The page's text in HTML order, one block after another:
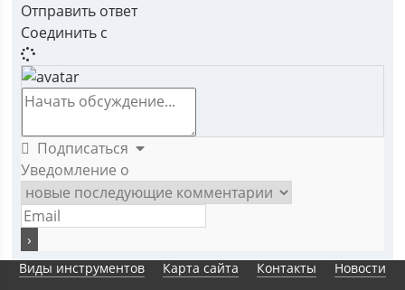
Отправить ответ
Соединить с
Подписаться
Уведомление о
Виды инструментов Карта сайта Контакты Новости